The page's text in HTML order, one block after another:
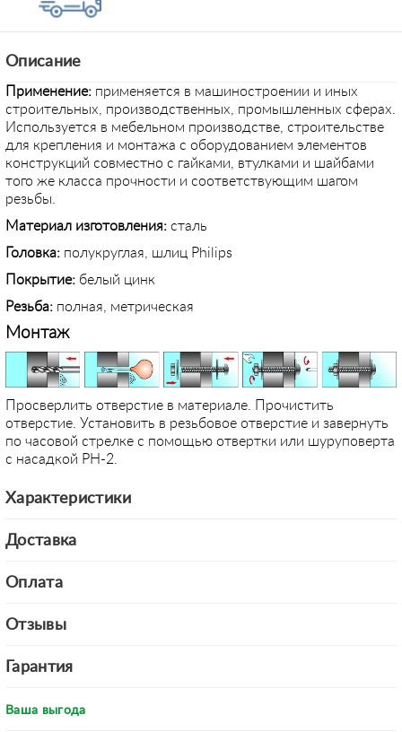
Описание
Применение: применяется в машиностроении и иных
строительных, производственных, промышленных сферах.
Используется в мебельном производстве, строительстве
для крепления и монтажа с оборудованием элементов
конструкций совместно с гайками, втулками и шайбами
того же класса прочности и соответствующим шагом
резьбы.
Материал изготовления: сталь
Головка: полукруглая, шлиц Philips
Покрытие: белый цинк
Резьба: полная, метрическая
Монтаж
Просверлить отверстие в материале. Прочистить
отверстие. Установить в резьбовое отверстие и завернуть
по часовой стрелке с помощью отвертки или шуруповерта
с насадкой PH-2.
Характеристики
Доставка
Оплата
Отзывы
Гарантия
Ваша выгода